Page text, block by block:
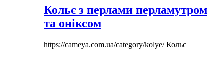
Кольє з перлами перламутром
та оніксом
https://cameya.com.ua/category/kolye/Кольє